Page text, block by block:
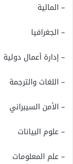
– المالية
– الجغرافيا
– إدارة أعمال دولية
– اللغات والترجمة
– الأمن السيبراني
– علوم البيانات
– علم المعلومات